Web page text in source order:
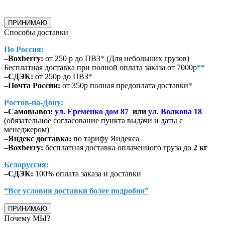
ПРИНИМАЮ
Способы доставки
По Россия:
–Boxberry: от 250 р до ПВЗ* (Для небольших грузов)
Бесплатная доставка при полной оплата заказа от 7000р**
–СДЭК: от 250р до ПВЗ*
–Почта России: от 350р полная предоплата доставки*
Ростов-на-Дону:
–Самовывоз: ул. Еременко дом 87 или ул. Волкова 18
(обязательное согласование пункта выдачи и даты с
менеджером)
–Яндекс доставка: по тарифу Яндекса
–Boxberry: бесплатная доставка оплаченного груза до 2 кг
Белоруссия:
–СДЭК: 100% оплата заказа и доставки
“Все условия доставки более подробно”
ПРИНИМАЮ
Почему МЫ?